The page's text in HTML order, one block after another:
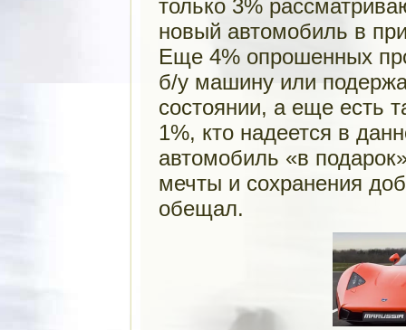
только 3%
новый автомобиль в
Еще 4% опрошенных
б/у машину или
состоянии, а еще есть
1%, кто надеется в
автомобиль «в
мечты и сохранения
обещал.